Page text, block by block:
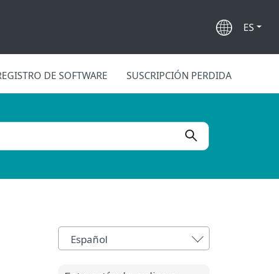
ES
DE SOFTWARE SUSCRIPCIÓN PERDIDA
Español